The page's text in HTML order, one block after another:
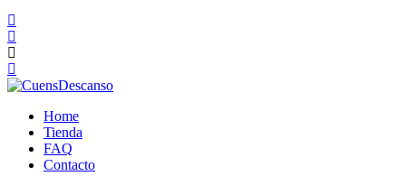
Home
Tienda
FAQ
Contacto